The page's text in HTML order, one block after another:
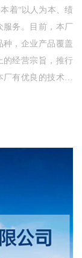
着“以人为本、绩
服务。目前，本厂
种，企业产品覆盖
经营宗旨，推行
厂有优良的技术力
品，提供高质量
标准生产，在机
者带来更加优良
出口西侧50米处